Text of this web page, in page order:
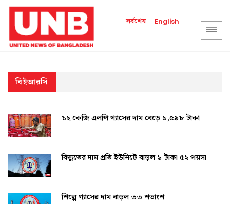
সর্বশেষ English
বিইআরসি
১২ কেজি এলপি গ্যাসের দাম বেড়ে ১,৫৯৮ টাকা
বিদ্যুতের দাম প্রতি ইউনিটে বাড়ল ১ টাকা ৫২ পয়সা
শিল্পে গ্যাসের দাম বাড়ল ৩৩ শতাংশ